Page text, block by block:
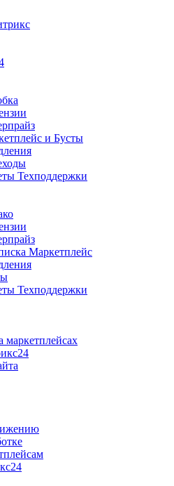
и Бусты
Техподдержки
Маркетплейс
Техподдержки